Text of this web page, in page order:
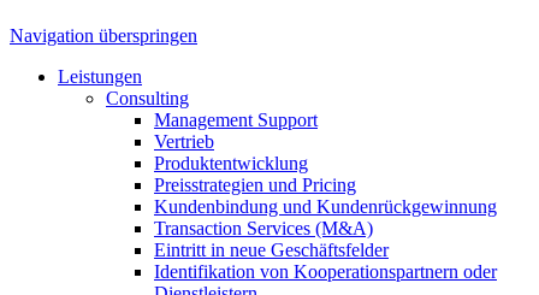
Navigation überspringen
Leistungen
Consulting
Management Support
Vertrieb
Produktentwicklung
Preisstrategien und Pricing
Kundenbindung und Kundenrückgewinnung
Transaction Services (M&A)
Eintritt in neue Geschäftsfelder
Identifikation von Kooperationspartnern oder